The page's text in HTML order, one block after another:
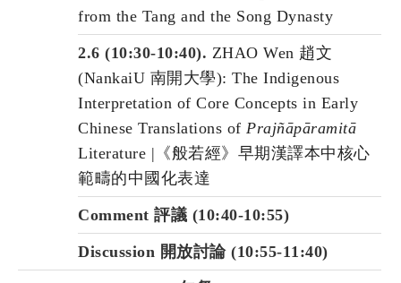
from the Tang and the Song Dynasty
2.6 (10:30-10:40). ZHAO Wen 趙文
(NankaiU 南開大學): The Indigenous
Interpretation of Core Concepts in Early
Chinese Translations of Prajñāpāramitā
Literature |《般若經》早期漢譯本中核心
範疇的中國化表達
Comment 評議 (10:40-10:55)
Discussion 開放討論 (10:55-11:40)